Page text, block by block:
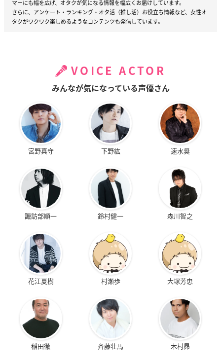
マーにも幅を広げ、オタクが気になる情報を幅広くお届けしています。
さらに、アンケート・ランキング・オタ活（推し活）お役立ち情報など、女性オ
タクがワクワク楽しめるようなコンテンツも発信しています。
VOICE ACTOR
みんなが気になっている声優さん
宮野真守 下野紘 速水奨
諏訪部順一 鈴村健一 森川智之
花江夏樹 村瀬歩 大塚芳忠
稲田徹 斉藤壮馬 木村昴